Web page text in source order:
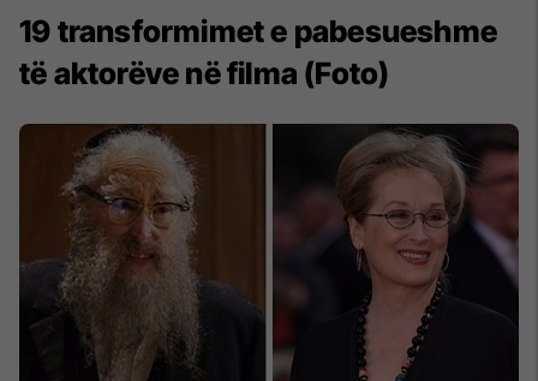
19 transformimet e pabesueshme
të aktorëve në filma (Foto)